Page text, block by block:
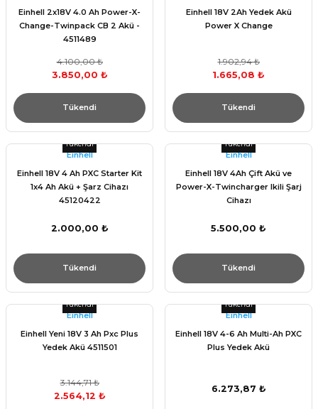
Einhell 2x18V 4.0 Ah Power-X-
Change-Twinpack CB 2 Akü -
4511489
4.100,00 ₺
3.850,00 ₺
Tükendi
Einhell 18V 2Ah Yedek Akü
Power X Change
1.902,94 ₺
1.665,08 ₺
Tükendi
Tükendi
Einhell
Einhell 18V 4 Ah PXC Starter Kit
1x4 Ah Akü + Şarz Cihazı
45120422
2.000,00 ₺
Tükendi
Tükendi
Einhell
Einhell 18V 4Ah Çift Akü ve
Power-X-Twincharger Ikili Şarj
Cihazı
5.500,00 ₺
Tükendi
Tükendi
Einhell
Einhell Yeni 18V 3 Ah Pxc Plus
Yedek Akü 4511501
3.144,71 ₺
2.564,12 ₺
Tükendi
Einhell
Einhell 18V 4-6 Ah Multi-Ah PXC
Plus Yedek Akü
6.273,87 ₺